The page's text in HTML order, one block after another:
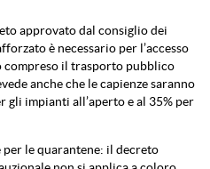
approvato dal consiglio dei
è necessario per l’accesso
compreso il trasporto pubblico
anche che le capienze saranno
gli impianti all’aperto e al 35% per
per le quarantene: il decreto